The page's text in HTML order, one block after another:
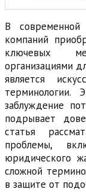
В современной
компаний
ключевых
организациями
является
заблуждение
подрывает
статья
проблемы,
юридического
сложной
в защите от